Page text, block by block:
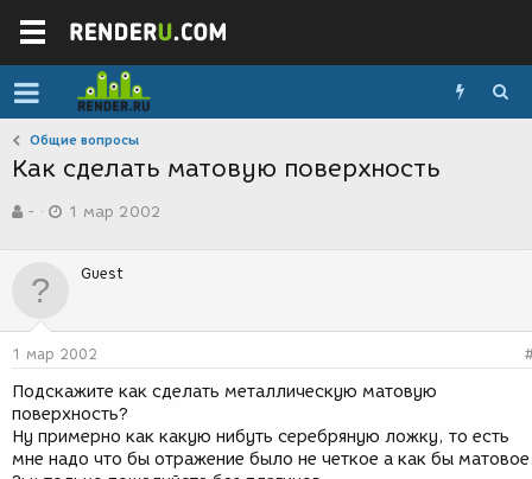
Общие вопросы
Как сделать матовую поверхность
в
р
-
а
д
н
и
я
1 мар 2002
Guest
1 мар 2002
Подскажите как сделать металлическую матовую
поверхность?
Ну примерно как какую нибуть серебряную ложку, то есть
мне надо что бы отражение было не четкое а как бы